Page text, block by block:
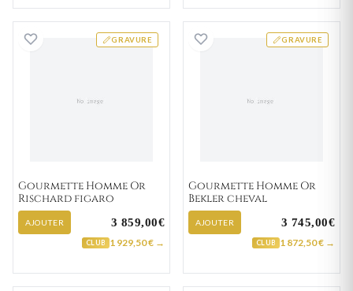
GRAVURE
Gourmette Homme Or Rischard figaro
Gourmette Homme Or
Rischard figaro
AJOUTER 3 859,00€
CLUB 1 929,50 € →
GRAVURE
Gourmette
Gourmette Homme Or
Bekler cheval
AJOUTER 3 745,00€
CLUB 1 872,50 € →